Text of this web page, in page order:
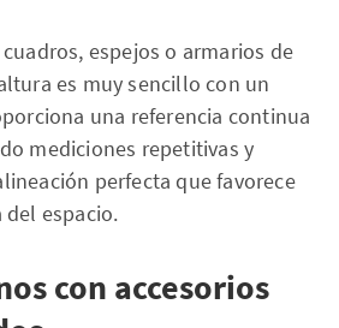
espejos o armarios de
es muy sencillo con un
una referencia continua
mediciones repetitivas y
perfecta que favorece
espacio.
con accesorios